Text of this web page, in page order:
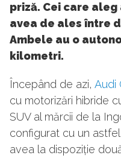
priză. Cei care
avea de ales între
Ambele au o
kilometri.
Începând de azi, Audi
cu motorizări hibride
SUV al mărcii de la
configurat cu un
avea la dispoziție